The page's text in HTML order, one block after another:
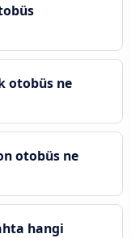
otobüs ne
otobüs ne
hangi